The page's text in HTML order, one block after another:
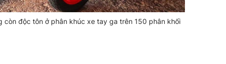
còn độc tôn ở phân khúc xe tay ga trên 150 phân khối